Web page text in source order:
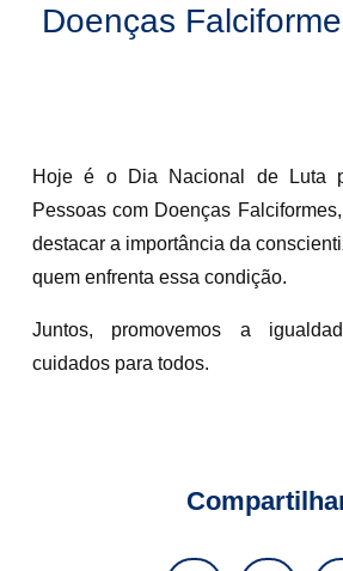
Doenças
Hoje é o Dia Nacional de Luta
Pessoas com Doenças
destacar a importância da
quem enfrenta essa condição.
Juntos, promovemos a
cuidados para todos.